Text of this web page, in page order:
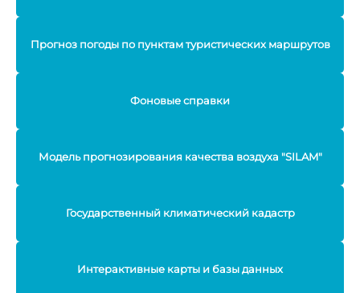
Прогноз погоды по пунктам туристических маршрутов
Фоновые справки
Модель прогнозирования качества воздуха "SILAM"
Государственный климатический кадастр
Интерактивные карты и базы данных